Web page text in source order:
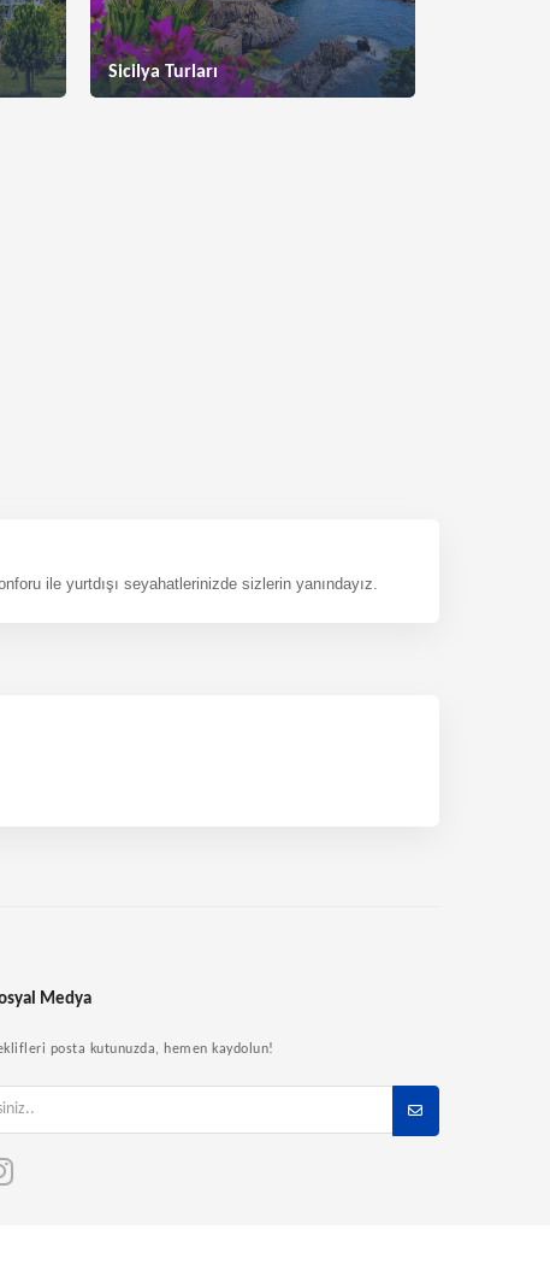
Sicilya Turları
ile yurtdışı seyahatlerinizde sizlerin yanındayız.
Medya
posta kutunuzda, hemen kaydolun!